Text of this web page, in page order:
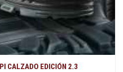
CALZADO EDICIÓN 2.3